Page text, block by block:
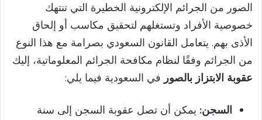
الصور من الجرائم الإلكترونية الخطيرة التي تنتهك
خصوصية الأفراد وتستغلهم لتحقيق مكاسب أو إلحاق
الأذى بهم. يتعامل القانون السعودي بصرامة مع هذا النوع
من الجرائم وفقًا لنظام مكافحة الجرائم المعلوماتية، إليك
عقوبة الابتزاز بالصور في السعودية فيما يلي:
السجن: يمكن أن تصل عقوبة السجن إلى سنة